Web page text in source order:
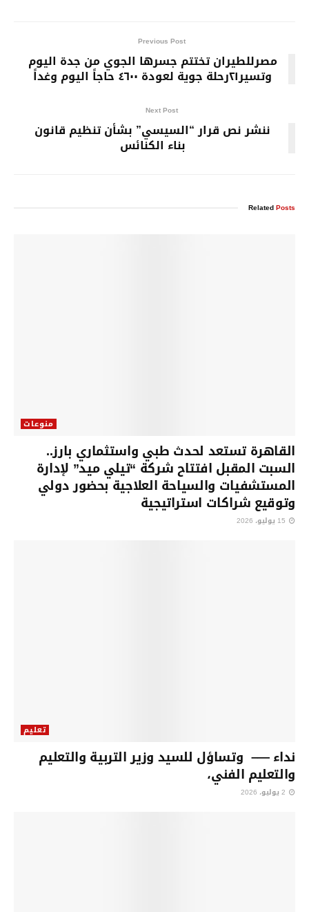
Previous Post
مصرللطيران تختتم جسرها الجوي من جدة اليوم
وتسير٢١رحلة جوية لعودة ٤٦٠٠ حاجاً اليوم وغداً
Next Post
ننشر نص قرار “السيسي” بشأن تنظيم قانون
بناء الكنائس
RelatedPosts
منوعات
القاهرة تستعد لحدث طبي واستثماري بارز..
السبت المقبل افتتاح شركة “تيلي ميد” لإدارة
المستشفيات والسياحة العلاجية بحضور دولي
وتوقيع شراكات استراتيجية
تعليم
نداء —– وتساؤل للسيد وزير التربية والتعليم
والتعليم الفني،